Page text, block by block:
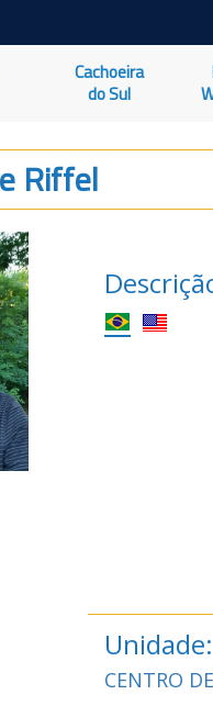
Cachoeira
do Sul
Riffel
Unidade:
CENTRO